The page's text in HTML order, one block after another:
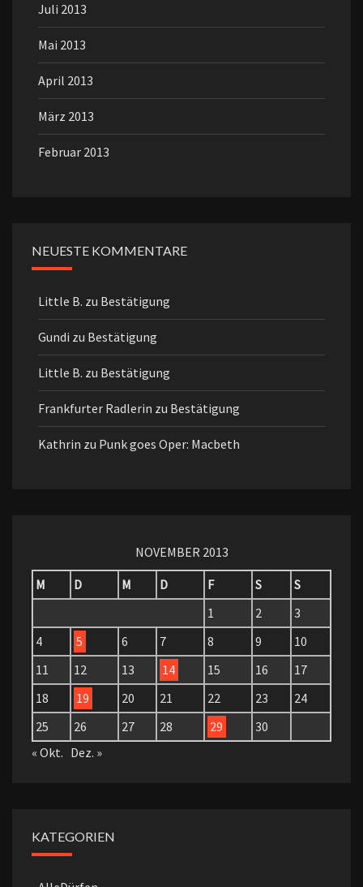
Juli 2013
Mai 2013
April 2013
März 2013
Februar 2013
NEUESTE KOMMENTARE
Little B. zu Bestätigung
Gundi zu Bestätigung
Little B. zu Bestätigung
Frankfurter Radlerin zu Bestätigung
Kathrin zu Punk goes Oper: Macbeth
NOVEMBER 2013
M
D M D F S
S
1
2
3
4
5 6 7 8 9
10
11
12 13 14 15 16
17
18
19 20 21 22 23
24
25
26 27 28 29
30
« Okt. Dez. »
KATEGORIEN